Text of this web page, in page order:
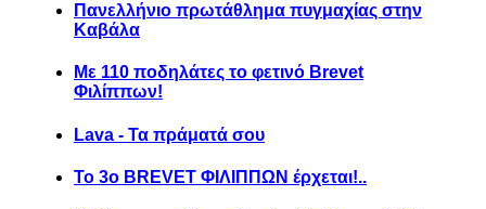
Πανελλήνιο πρωτάθλημα πυγμαχίας στην
Καβάλα
Με 110 ποδηλάτες το φετινό Brevet
Φιλίππων!
Lava - Τα πράματά σου
Το 3ο BREVET ΦΙΛΙΠΠΩΝ έρχεται!..